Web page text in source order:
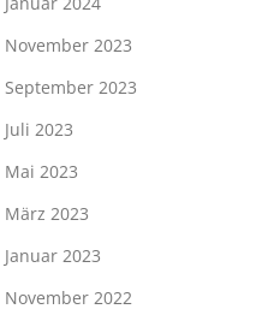
November 2023
September 2023
Juli 2023
Mai 2023
März 2023
Januar 2023
November 2022